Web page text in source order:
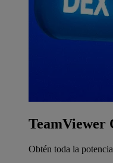
TeamViewer
Obtén toda la